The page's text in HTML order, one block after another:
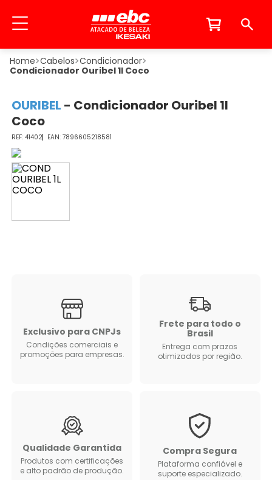
Cabelos Condicionador
Condicionador Ouribel 1l Coco
OURIBEL - Condicionador Ouribel 1l
Coco
41402 7896605218581
Exclusivo para CNPJs
Condições comerciais e
promoções para empresas.
Frete para todo o
Brasil
Entrega com prazos
otimizados por região.
Qualidade Garantida
Produtos com certificações
e alto padrão de produção.
Compra Segura
Plataforma confiável e
suporte especializado.